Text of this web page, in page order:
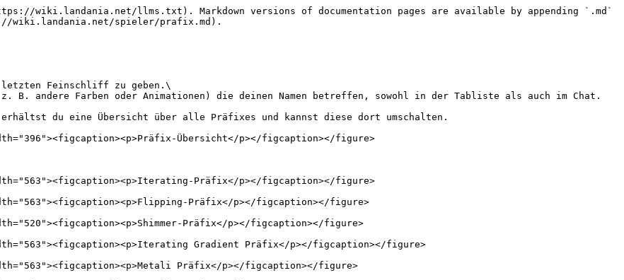
wiki.landania.net/llms.txt). Markdown versions of documentation pages are available by appending `.md`
wiki.landania.net/spieler/prafix.md).
letzten Feinschliff zu geben.\
B. andere Farben oder Animationen) die deinen Namen betreffen, sowohl in der Tabliste als auch im Chat.
du eine Übersicht über alle Präfixes und kannst diese dort umschalten.
Übersicht</p></figcaption></figure>
Präfix</p></figcaption></figure>
Präfix</p></figcaption></figure>
Präfix</p></figcaption></figure>
Gradient Präfix</p></figcaption></figure>
Präfix</p></figcaption></figure>